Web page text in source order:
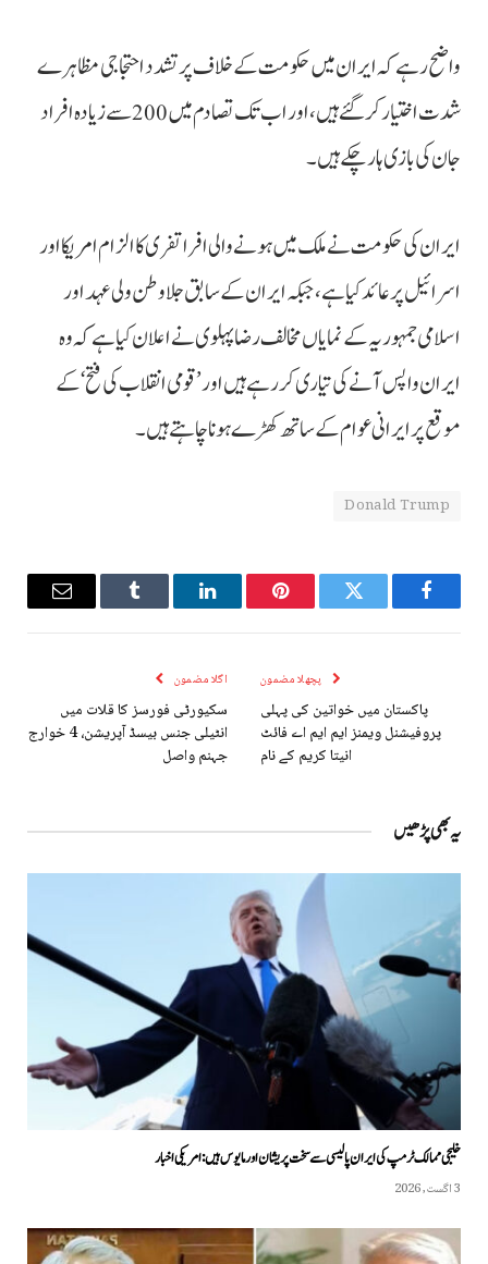
واضح رہے کہ ایران میں حکومت کے خلاف پرتشدد احتجاجی مظاہرے
شدت اختیار کر گئے ہیں، اور اب تک تصادم میں 200 سے زیادہ افراد
جان کی بازی ہار چکے ہیں۔
ایران کی حکومت نے ملک میں ہونے والی افراتفری کا الزام امریکا اور
اسرائیل پر عائد کیا ہے، جبکہ ایران کے سابق جلا وطن ولی عہد اور
اسلامی جمہوریہ کے نمایاں مخالف رضا پہلوی نے اعلان کیا ہے کہ وہ
ایران واپس آنے کی تیاری کر رہے ہیں اور ’قومی انقلاب کی فتح‘ کے
موقع پر ایرانی عوام کے ساتھ کھڑے ہونا چاہتے ہیں۔
Donald Trump
Facebook
Twitter
Pinterest
LinkedIn
Tumblr
Email
پچھلا مضمون
پاکستان میں خواتین کی پہلی
پروفیشنل ویمنز ایم ایم اے فائٹ
انیتا کریم کے نام
اگلا مضمون
سکیورٹی فورسز کا قلات میں
انٹیلی جنس بیسڈ آپریشن، 4 خوارج
جہنم واصل
یہ بھی پڑھیں
خلیجی ممالک ٹرمپ کی ایران پالیسی سے سخت پریشان اور مایوس ہیں: امریکی اخبار
3 اگست, 2026